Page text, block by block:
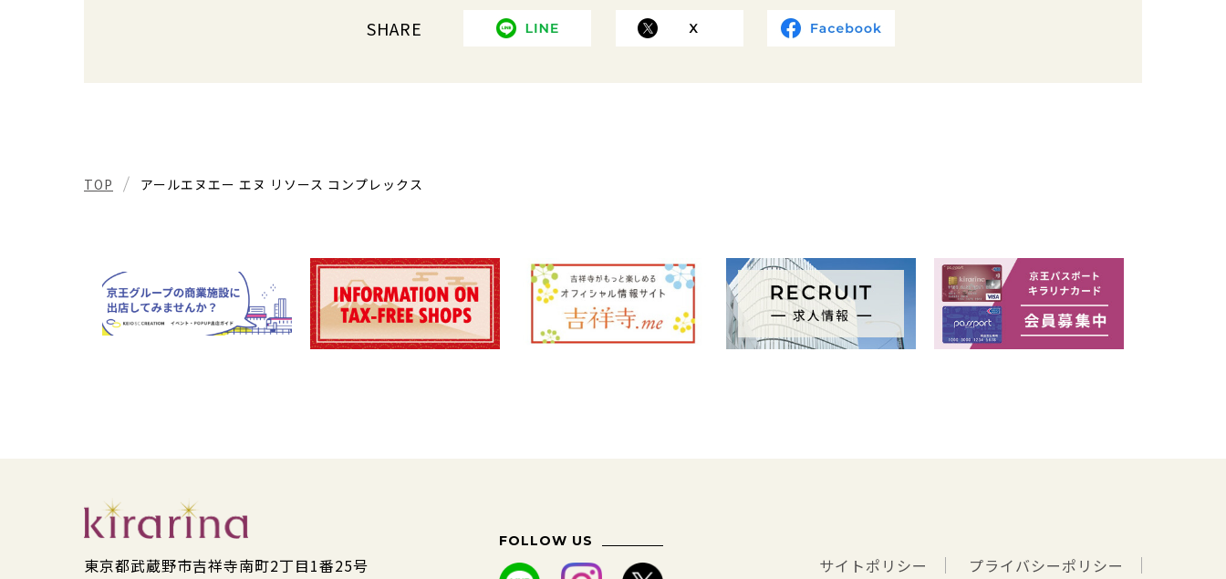
SHARE
TOP アールエヌエー エヌ リソース コンプレックス
東京都武蔵野市吉祥寺南町2丁目1番25号
FOLLOW US
サイトポリシー
プライバシーポリシー